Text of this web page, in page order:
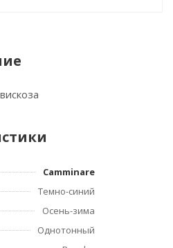
Camminare
Темно-синий
Осень-зима
Однотонный